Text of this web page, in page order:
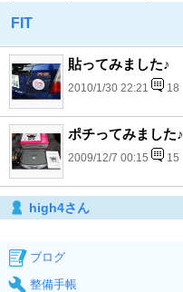
FIT
貼ってみました♪
2010/1/30 22:21 18
ポチってみました♪
2009/12/7 00:15 15
high4さん
ブログ
整備手帳